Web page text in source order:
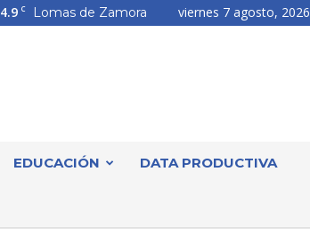
4.9 C Lomas de Zamora viernes 7 agosto, 2026
EDUCACIÓN DATA PRODUCTIVA